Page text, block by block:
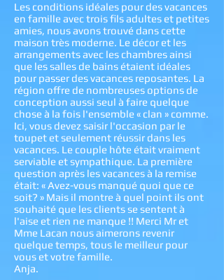
Les conditions idéales pour des vacances
en famille avec trois fils adultes et petites
amies, nous avons trouvé dans cette
maison très moderne. Le décor et les
arrangements avec les chambres ainsi
que les salles de bains étaient idéales
pour passer des vacances reposantes. La
région offre de nombreuses options de
conception aussi seul à faire quelque
chose à la fois l'ensemble « clan » comme.
Ici, vous devez saisir l'occasion par le
toupet et seulement réussir dans les
vacances. Le couple hôte était vraiment
serviable et sympathique. La première
question après les vacances à la remise
était: « Avez-vous manqué quoi que ce
soit? » Mais il montre à quel point ils ont
souhaité que les clients se sentent à
l'aise et rien ne manque !! Merci Mr et
Mme Lacan nous aimerons revenir
quelque temps, tous le meilleur pour
vous et votre famille.
Anja.